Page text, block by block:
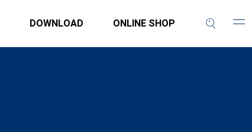
DOWNLOAD ONLINE SHOP